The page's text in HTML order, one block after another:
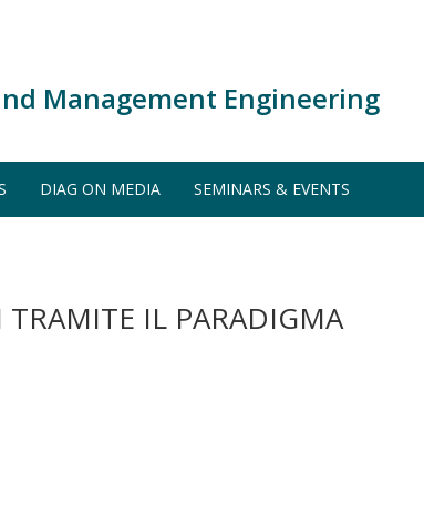
Management Engineering
DIAG ON MEDIA SEMINARS & EVENTS
IL PARADIGMA